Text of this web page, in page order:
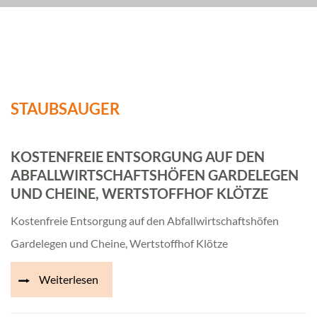
STAUBSAUGER
KOSTENFREIE ENTSORGUNG AUF DEN
ABFALLWIRTSCHAFTSHÖFEN GARDELEGEN
UND CHEINE, WERTSTOFFHOF KLÖTZE
Kostenfreie Entsorgung auf den Abfallwirtschaftshöfen
Gardelegen und Cheine, Wertstoffhof Klötze
Weiterlesen